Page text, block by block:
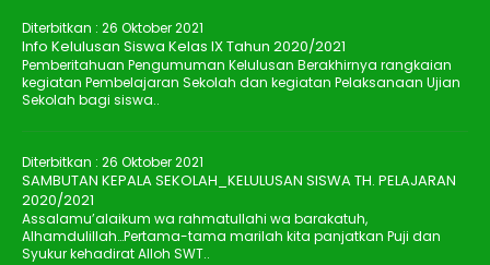
Diterbitkan : 26 Oktober 2021
Info Kelulusan Siswa Kelas IX Tahun 2020/2021
Pemberitahuan Pengumuman Kelulusan Berakhirnya rangkaian
kegiatan Pembelajaran Sekolah dan kegiatan Pelaksanaan Ujian
Sekolah bagi siswa..
Diterbitkan : 26 Oktober 2021
SAMBUTAN KEPALA SEKOLAH_KELULUSAN SISWA TH. PELAJARAN
2020/2021
Assalamu’alaikum wa rahmatullahi wa barakatuh,
Alhamdulillah…Pertama-tama marilah kita panjatkan Puji dan
Syukur kehadirat Alloh SWT..